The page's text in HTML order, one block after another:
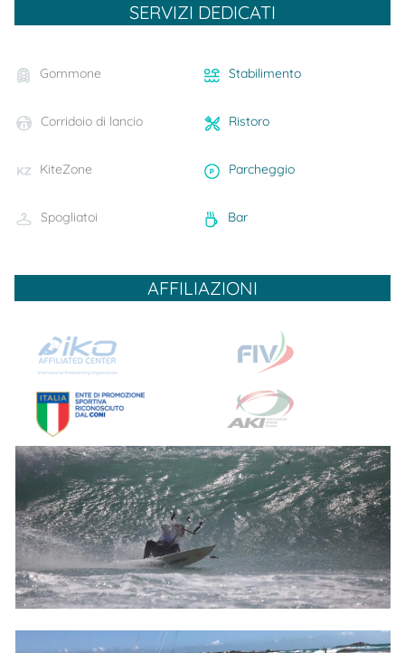
SERVIZI DEDICATI
Gommone Stabilimento
Corridoio di lancio Ristoro
KiteZone Parcheggio
Spogliatoi Bar
AFFILIAZIONI